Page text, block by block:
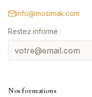
info@mosimak.com
Restez informé :
Nos formations